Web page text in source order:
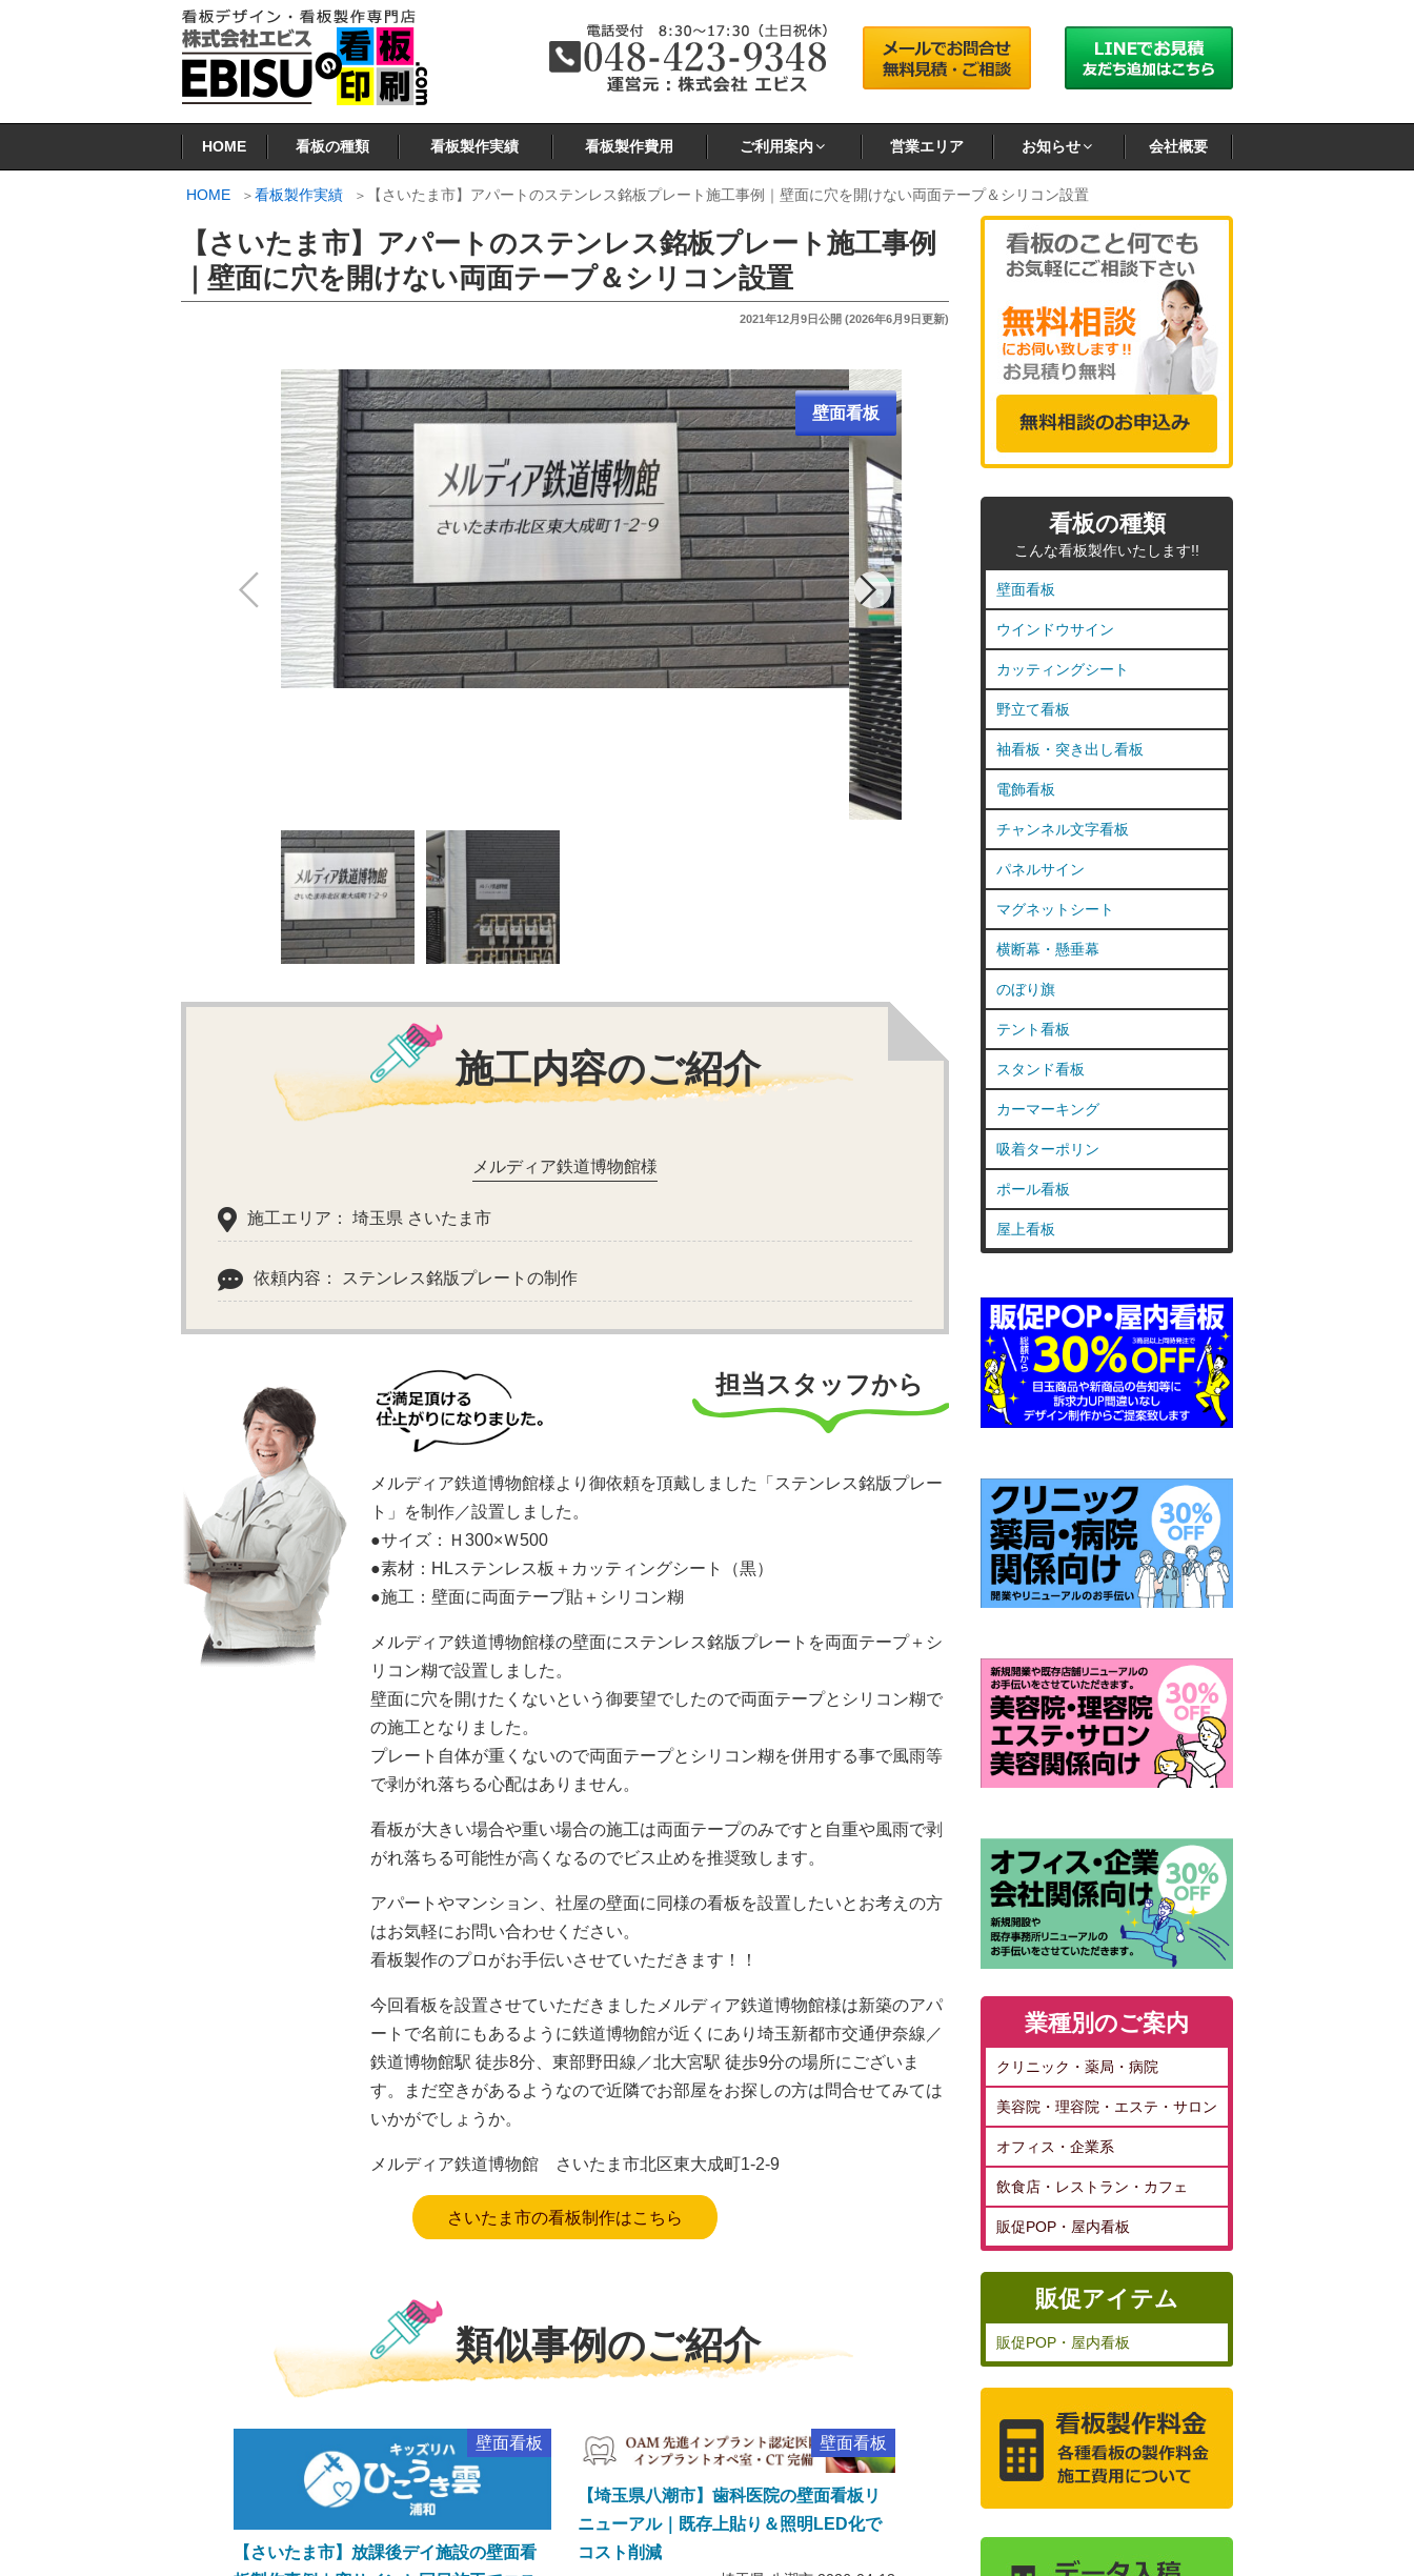
ツ
看板印刷.COM
HOME 看板の種類 看板製作実績 看板製作費用 ご利用案内 営業エリア お知らせ 会社概要
HOME 看板製作実績 【さいたま市】アパートのステンレス銘板プレート施工事例｜壁面に穴を開けない両面テープ＆シリコン設置
【さいたま市】アパートのステンレス銘板プレート施工事例
｜壁面に穴を開けない両面テープ＆シリコン設置
投
2021年12月9日公開 (2026年6月9日更新)
壁面看板
施工内容のご紹介
メルディア鉄道博物館様
施工エリア： 埼玉県 さいたま市
依頼内容： ステンレス銘版プレートの制作
担当スタッフから
メルディア鉄道博物館様より御依頼を頂戴しました「ステンレス銘版プレー
ト」を制作／設置しました。
●サイズ：Ｈ300×Ｗ500
●素材：HLステンレス板＋カッティングシート（黒）
●施工：壁面に両面テープ貼＋シリコン糊
メルディア鉄道博物館様の壁面にステンレス銘版プレートを両面テープ＋シ
リコン糊で設置しました。
壁面に穴を開けたくないという御要望でしたので両面テープとシリコン糊で
の施工となりました。
プレート自体が重くないので両面テープとシリコン糊を併用する事で風雨等
で剥がれ落ちる心配はありません。
看板が大きい場合や重い場合の施工は両面テープのみですと自重や風雨で剥
がれ落ちる可能性が高くなるのでビス止めを推奨致します。
アパートやマンション、社屋の壁面に同様の看板を設置したいとお考えの方
はお気軽にお問い合わせください。
看板製作のプロがお手伝いさせていただきます！！
今回看板を設置させていただきましたメルディア鉄道博物館様は新築のアパ
ートで名前にもあるように鉄道博物館が近くにあり埼玉新都市交通伊奈線／
鉄道博物館駅 徒歩8分、東部野田線／北大宮駅 徒歩9分の場所にございま
す。まだ空きがあるようなので近隣でお部屋をお探しの方は問合せてみては
いかがでしょうか。
メルディア鉄道博物館 さいたま市北区東大成町1-2-9
さいたま市の看板制作はこちら
類似事例のご紹介
壁面看板
【さいたま市】放課後デイ施設の壁面看
壁面看板
【埼玉県八潮市】歯科医院の壁面看板リ
ニューアル｜既存上貼り＆照明LED化で
コスト削減
看板の種類
こんな看板製作いたします!!
壁面看板
ウインドウサイン
カッティングシート
野立て看板
袖看板・突き出し看板
電飾看板
チャンネル文字看板
パネルサイン
マグネットシート
横断幕・懸垂幕
のぼり旗
テント看板
スタンド看板
カーマーキング
吸着ターポリン
ポール看板
屋上看板
業種別のご案内
クリニック・薬局・病院
美容院・理容院・エステ・サロン
オフィス・企業系
飲食店・レストラン・カフェ
販促POP・屋内看板
販促アイテム
販促POP・屋内看板